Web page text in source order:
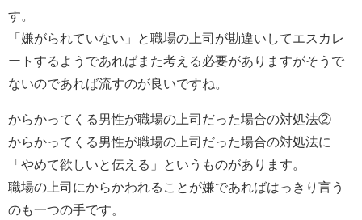
す。
「嫌がられていない」と職場の上司が勘違いしてエスカレ
ートするようであればまた考える必要がありますがそうで
ないのであれば流すのが良いですね。
からかってくる男性が職場の上司だった場合の対処法②
からかってくる男性が職場の上司だった場合の対処法に
「やめて欲しいと伝える」というものがあります。
職場の上司にからかわれることが嫌であればはっきり言う
のも一つの手です。